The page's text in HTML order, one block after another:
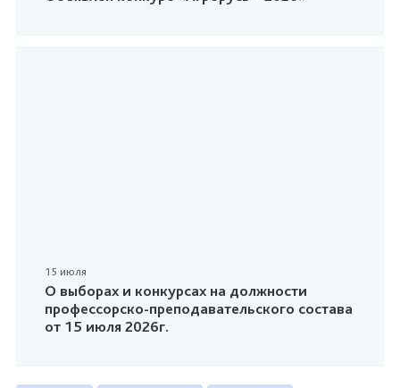
15 июля
О выборах и конкурсах на должности
профессорско-преподавательского состава
от 15 июля 2026г.